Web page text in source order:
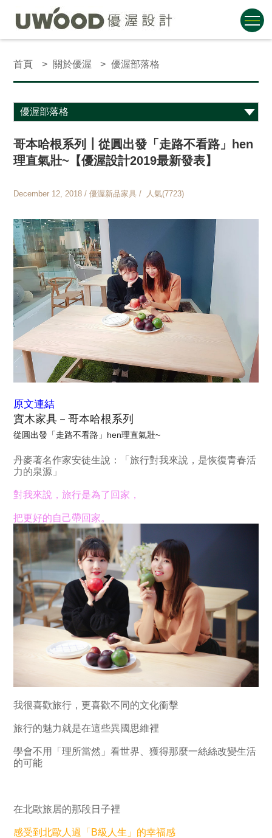
首頁 關於優渥 優渥部落格
哥本哈根系列┃從圓出發「走路不看路」hen
理直氣壯~【優渥設計2019最新發表】
December 12, 2018 / 優渥新品家具 / 人氣(7723)
原文連結
實木家具－哥本哈根系列
從圓出發「走路不看路」hen理直氣壯~
丹麥著名作家安徒生說：「旅行對我來說，是恢復青春活
力的泉源」
對我來說，旅行是為了回家，
把更好的自己帶回家。
我很喜歡旅行，更喜歡不同的文化衝擊
旅行的魅力就是在這些異國思維裡
學會不用「理所當然」看世界、獲得那麼一絲絲改變生活
的可能
在北歐旅居的那段日子裡
感受到北歐人過「B級人生」的幸福感